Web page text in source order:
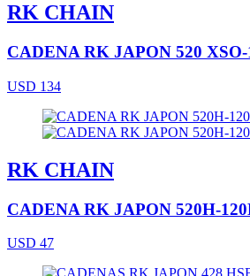
RK CHAIN
CADENA RK JAPON 520
USD 134
RK CHAIN
CADENA RK JAPON 520H-
USD 47